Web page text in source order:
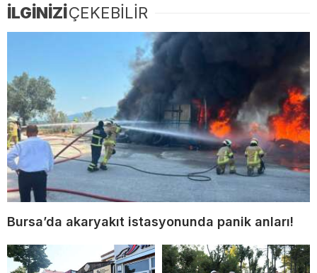
İLGİNİZİÇEKEBİLİR
Bursa’da akaryakıt istasyonunda panik anları!